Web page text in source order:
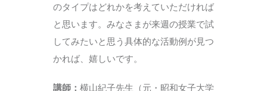
のタイプはどれかを考えていただければ
と思います。みなさまが来週の授業で試
してみたいと思う具体的な活動例が見つ
かれば、嬉しいです。
講師： 横山紀子先生（元・昭和女子大学